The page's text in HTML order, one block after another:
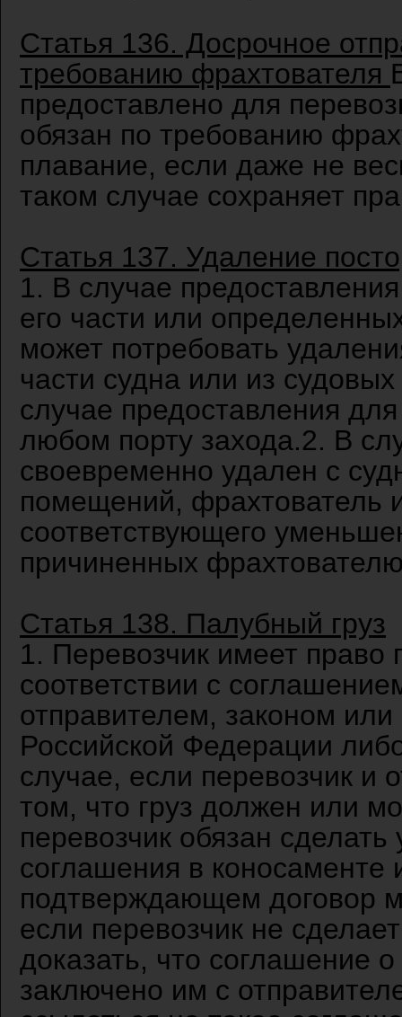
Статья 136. Досрочное
требованию фрахтователя
предоставлено для
обязан по требованию
плавание, если даже не
таком случае сохраняет
Статья 137. Удаление
1. В случае
его части или
может потребовать
части судна или из
случае предоставления
любом порту захода.2. В
своевременно удален с
помещений, фрахтователь
соответствующего
причиненных
Статья 138. Палубный груз
1. Перевозчик имеет право
соответствии с
отправителем, законом
Российской Федерации
случае, если перевозчик и
том, что груз должен или
перевозчик обязан
соглашения в коносаменте
подтверждающем договор
если перевозчик не
доказать, что соглашение
заключено им с